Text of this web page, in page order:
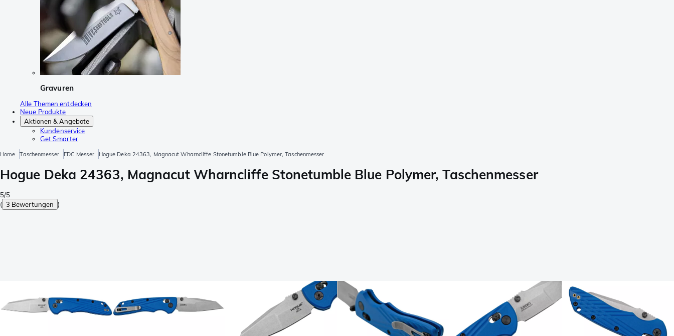
Gravuren
Alle Themen entdecken
Neue Produkte
Aktionen & Angebote
Kundenservice
Get Smarter
Home Taschenmesser EDC Messer Hogue Deka 24363, Magnacut Wharncliffe Stonetumble Blue Polymer, Taschenmesser
Hogue Deka 24363, Magnacut Wharncliffe Stonetumble Blue Polymer, Taschenmesser
5/5
( 3 Bewertungen )